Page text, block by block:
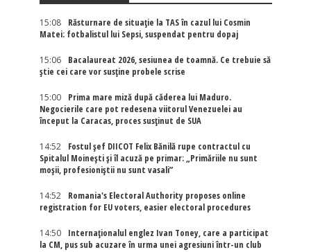
15:08
Răsturnare de situație la TAS în cazul lui Cosmin
Matei: fotbalistul lui Sepsi, suspendat pentru dopaj
15:06
Bacalaureat 2026, sesiunea de toamnă. Ce trebuie să
știe cei care vor susține probele scrise
15:00
Prima mare miză după căderea lui Maduro.
Negocierile care pot redesena viitorul Venezuelei au
început la Caracas, proces susținut de SUA
14:52
Fostul șef DIICOT Felix Bănilă rupe contractul cu
Spitalul Moinești și îl acuză pe primar: „Primăriile nu sunt
moșii, profesioniștii nu sunt vasali”
14:52
Romania's Electoral Authority proposes online
registration for EU voters, easier electoral procedures
14:50
Internaţionalul englez Ivan Toney, care a participat
la CM, pus sub acuzare în urma unei agresiuni într-un club